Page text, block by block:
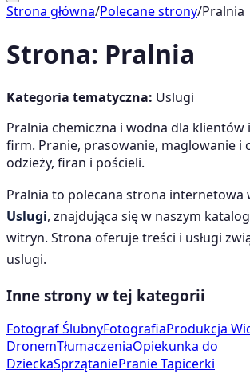
Strona główna/Polecane strony/Pralnia
Strona: Pralnia
Kategoria tematyczna: Uslugi
Pralnia chemiczna i wodna dla klientów
firm. Pranie, prasowanie, maglowanie i
odzieży, firan i pościeli.
Pralnia to polecana strona internetowa
Uslugi, znajdująca się w naszym
witryn. Strona oferuje treści i usługi
uslugi.
Inne strony w tej kategorii
Fotograf ŚlubnyFotografiaProdukcja
DronemTłumaczeniaOpiekunka do
DzieckaSprzątaniePranie Tapicerki